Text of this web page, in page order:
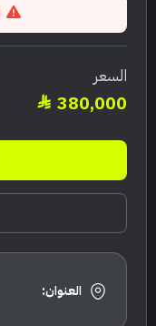
السعر
380,000
العنوان: